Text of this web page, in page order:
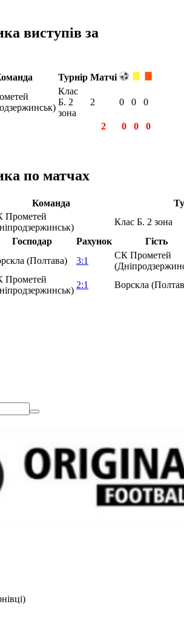
виступів за
Турнір Матчі
Клас
Б. 2
зона
2 0 0 0
2 0 0 0
по матчах
Команда
Прометей
Клас Б. 2 зона
Господар Рахунок
Гість
(Полтава) 3:1
СК Прометей
Прометей
2:1
Ворскла